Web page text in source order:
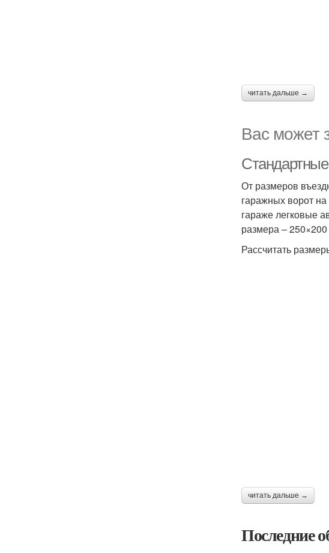
читать дальше →
Вас может
От размеров
гаражных ворот
гараже легковые
размера –
Рассчитать
читать дальше →
Последние